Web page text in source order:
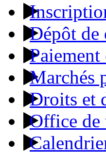
Dépôt de
Paiement
Marchés
Droits et
Office de